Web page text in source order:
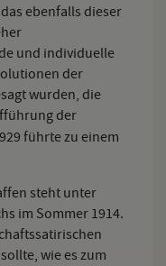
ebenfalls dieser
und individuelle
der
wurden, die
der
führte zu einem
steht unter
im Sommer 1914.
wie es zum